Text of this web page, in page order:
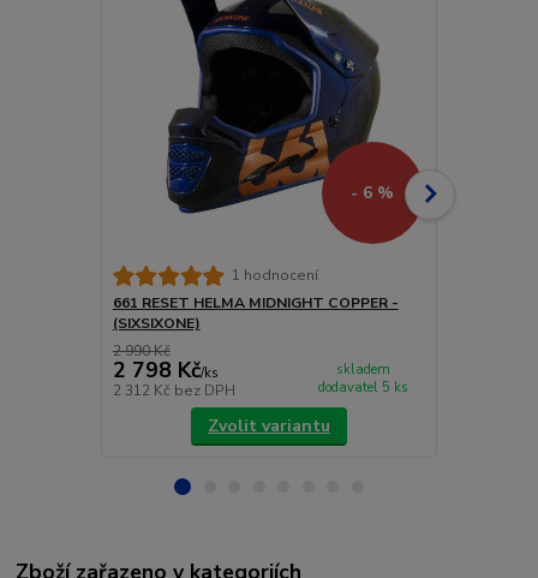
- 6 %
1 hodnocení
661 RESET HELMA MIDNIGHT COPPER -
(SIXSIXONE)
2 990 Kč
2 798 Kč/ks
2 312 Kč bez DPH
skladem
dodavatel 5 ks
Zvolit variantu
Zboží zařazeno v kategoriích